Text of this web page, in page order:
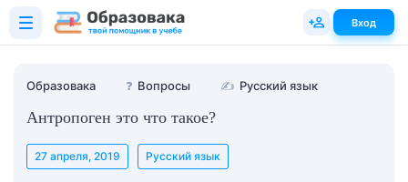
Образовака ❓ Вопросы ✍ Русский язык
Антропоген это что такое?
27 апреля, 2019 Русский язык
Вход